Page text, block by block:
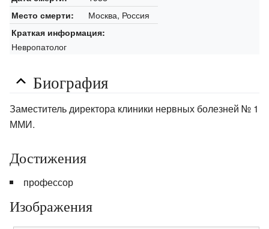
Место смерти: Москва, Россия
Краткая информация:
Невропатолог
Биография
Заместитель директора клиники нервных болезней № 1
ММИ.
Достижения
профессор
Изображения